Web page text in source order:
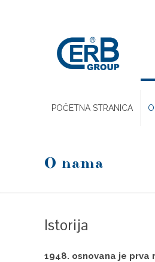
POČETNA STRANICA
O nama
Istorija
1948. osnovana je